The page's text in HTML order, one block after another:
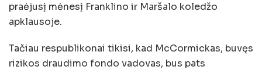
praėjusį mėnesį Franklino ir Maršalo koledžo
apklausoje.
Tačiau respublikonai tikisi, kad McCormickas, buvęs
rizikos draudimo fondo vadovas, bus pats